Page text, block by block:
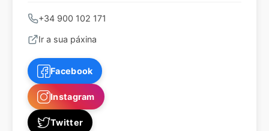
+34 900 102 171
Ir a sua páxina
Facebook
Instagram
Twitter